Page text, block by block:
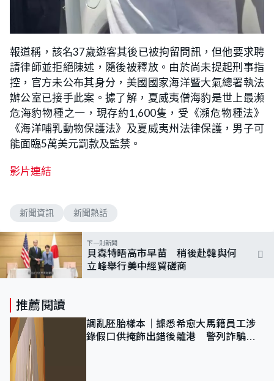
報道稱，該名37歲遊客其後已被拘留問訊，但他要求聘
請律師並拒絕陳述，隨後被釋放。由於尚未提起刑事指
控，官方未公布其身分，美國國家海洋暨大氣總署執法
辦公室已接手此案。據了解，夏威夷僧海豹是世上最瀕
危海豹物種之一，現存約1,600隻，受《瀕危物種法》
《海洋哺乳動物保護法》及夏威夷州法律保護，男子可
能面臨5萬美元罰款及監禁。
影片連結
新聞資訊 新聞熱話
下一則新聞
貝森特晤高市早苗 稍後赴韓與何
立峰舉行美中經貿磋商
推薦閱讀
調亂胚胎樣本｜據悉希愈大馬籍員工涉
錄假口供掩飾出錯後離港 警列詐騙